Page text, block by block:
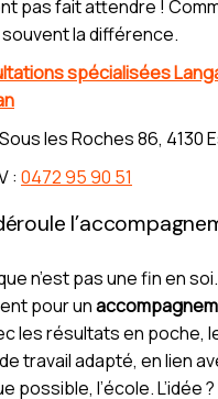
pas fait attendre !
la différence.
spécialisées
les Roches 86, 4130
: 0472 95 90 51
n’est pas une fin en soi.
pour un
les résultats en poche,
travail adapté, en lien
possible, l’école. L’idée